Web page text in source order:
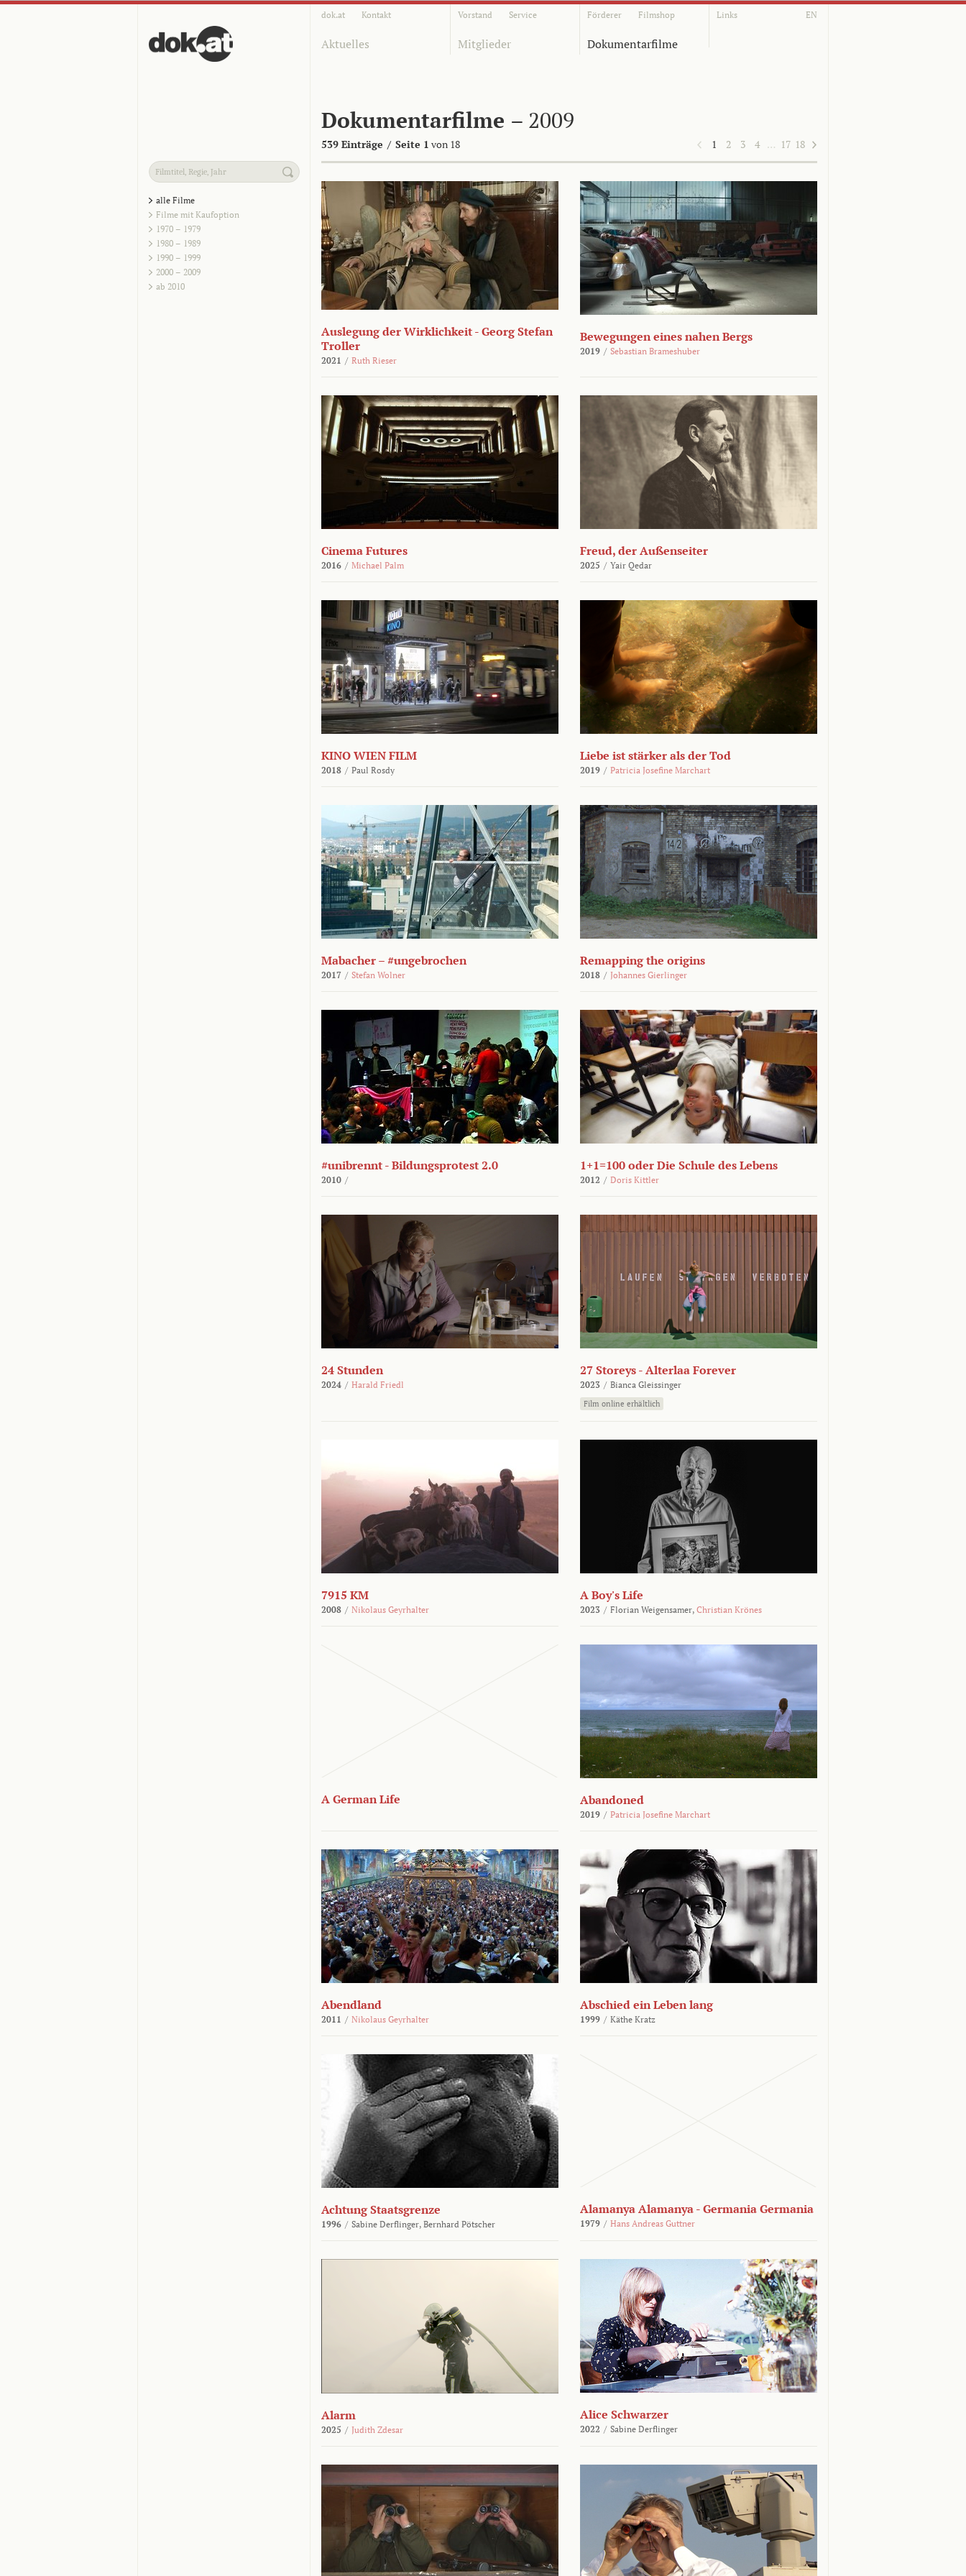
dok.at Kontakt Vorstand Service Förderer Filmshop Links EN
Aktuelles Mitglieder Dokumentarfilme
Dokumentarfilme – 2009
539 Einträge / Seite 1 von 18 1 2 3 4 … 17 18
alle Filme
Filme mit Kaufoption
1970 – 1979
1980 – 1989
1990 – 1999
2000 – 2009
ab 2010
Auslegung der Wirklichkeit - Georg Stefan
Troller
2021 / Ruth Rieser
Bewegungen eines nahen Bergs
2019 / Sebastian Brameshuber
Cinema Futures
2016 / Michael Palm
Freud, der Außenseiter
2025 / Yair Qedar
KINO WIEN FILM
2018 / Paul Rosdy
Liebe ist stärker als der Tod
2019 / Patricia Josefine Marchart
Mabacher – #ungebrochen
2017 / Stefan Wolner
Remapping the origins
2018 / Johannes Gierlinger
#unibrennt - Bildungsprotest 2.0
2010 /
1+1=100 oder Die Schule des Lebens
2012 / Doris Kittler
24 Stunden
2024 / Harald Friedl
27 Storeys - Alterlaa Forever
2023 / Bianca Gleissinger
Film online erhältlich
7915 KM
2008 / Nikolaus Geyrhalter
A Boy's Life
2023 / Florian Weigensamer, Christian Krönes
A German Life Abandoned
2019 / Patricia Josefine Marchart
Abendland
2011 / Nikolaus Geyrhalter
Abschied ein Leben lang
1999 / Käthe Kratz
Achtung Staatsgrenze
1996 / Sabine Derflinger, Bernhard Pötscher
Alamanya Alamanya - Germania Germania
1979 / Hans Andreas Guttner
Alarm
2025 / Judith Zdesar
Alice Schwarzer
2022 / Sabine Derflinger